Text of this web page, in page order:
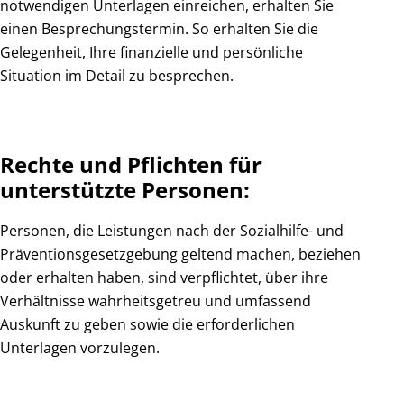
notwendigen Unterlagen einreichen, erhalten Sie
einen Besprechungstermin. So erhalten Sie die
Gelegenheit, Ihre finanzielle und persönliche
Situation im Detail zu besprechen.
Rechte und Pflichten für
unterstützte Personen:
Personen, die Leistungen nach der Sozialhilfe- und
Präventionsgesetzgebung geltend machen, beziehen
oder erhalten haben, sind verpflichtet, über ihre
Verhältnisse wahrheitsgetreu und umfassend
Auskunft zu geben sowie die erforderlichen
Unterlagen vorzulegen.